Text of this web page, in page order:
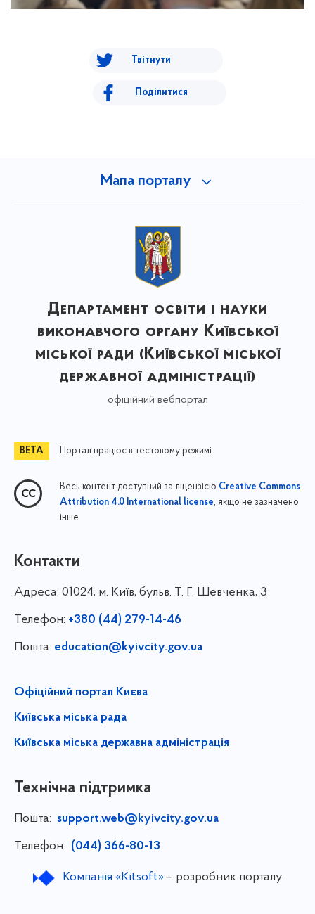
Твітнути
Поділитися
Мапа порталу
Департамент освіти і науки
виконавчого органу Київської
міської ради (Київської міської
державної адміністрації)
офіційний вебпортал
Портал працює в тестовому режимі
Весь контент доступний за ліцензією Creative Commons
Attribution 4.0 International license, якщо не зазначено
інше
Контакти
Адреса: 01024, м. Київ, бульв. Т. Г. Шевченка, 3
Телефон: +380 (44) 279-14-46
Пошта: education@kyivcity.gov.ua
Офіційний портал Києва
Київська міська рада
Київська міська державна адміністрація
Технічна підтримка
Пошта: support.web@kyivcity.gov.ua
Телефон: (044) 366-80-13
Компанія «Kitsoft»– розробник порталу